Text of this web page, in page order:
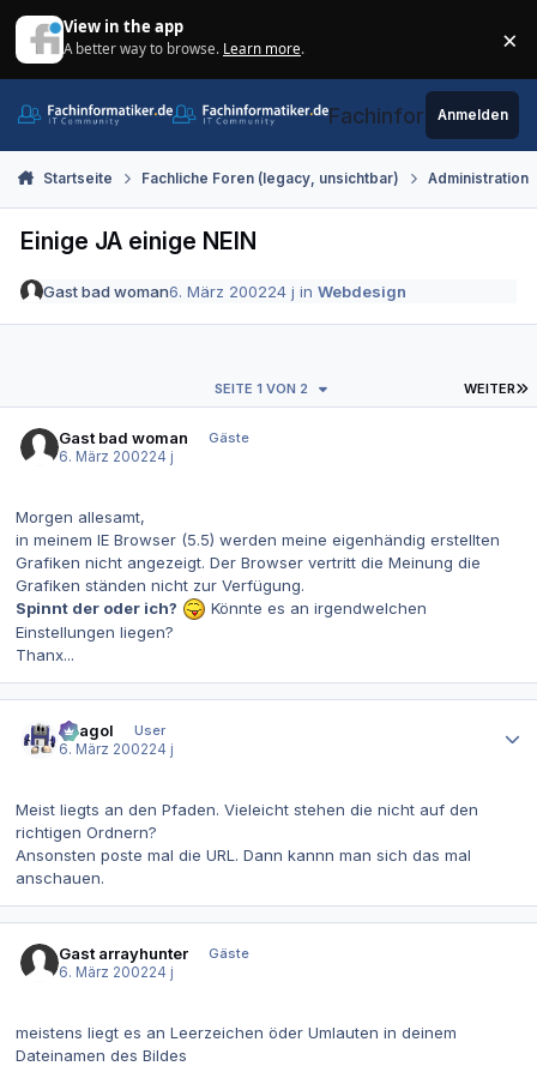
View in the app
A better way to browse. Learn more. ×
Fachinformatiker.de
Anmelden
Startseite Fachliche Foren (legacy, unsichtbar) Administration
Einige JA einige NEIN
Gast bad woman6. März 200224 j inWebdesign
WEITER
SEITE 1 VON 2
Gast bad woman
Gäste
6. März 200224 j
Morgen allesamt,
in meinem IE Browser (5.5) werden meine eigenhändig erstellten
Grafiken nicht angezeigt. Der Browser vertritt die Meinung die
Grafiken ständen nicht zur Verfügung.
Spinnt der oder ich?
Könnte es an irgendwelchen
Einstellungen liegen?
Thanx...
Beagol
User
6. März 200224 j
Meist liegts an den Pfaden. Vieleicht stehen die nicht auf den
richtigen Ordnern?
Ansonsten poste mal die URL. Dann kannn man sich das mal
anschauen.
Gast arrayhunter
Gäste
6. März 200224 j
meistens liegt es an Leerzeichen öder Umlauten in deinem
Dateinamen des Bildes